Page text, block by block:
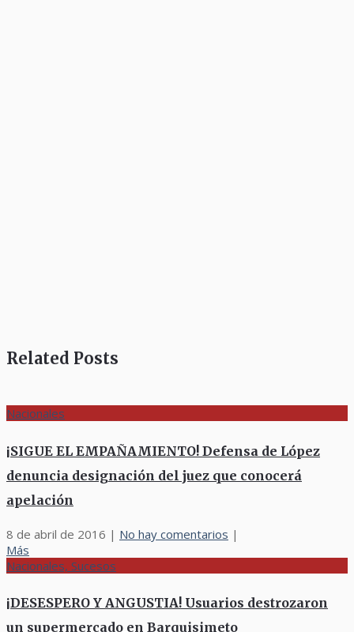
Related Posts
Nacionales
¡SIGUE EL EMPAÑAMIENTO! Defensa de López
denuncia designación del juez que conocerá
apelación
8 de abril de 2016 | No hay comentarios |
Más
Nacionales, Sucesos
¡DESESPERO Y ANGUSTIA! Usuarios destrozaron
un supermercado en Barquisimeto